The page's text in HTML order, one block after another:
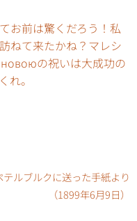
お前は驚くだろう！私
ねて来たかね？マレシ
の祝いは大成功の
れ。
ルブルクに送った手紙より
（1899年6月9日）